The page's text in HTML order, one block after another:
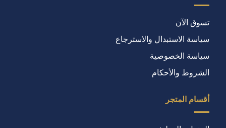
تسوق الآن
سياسة الاستبدال والاسترجاع
سياسة الخصوصية
الشروط والأحكام
أقسام المتجر